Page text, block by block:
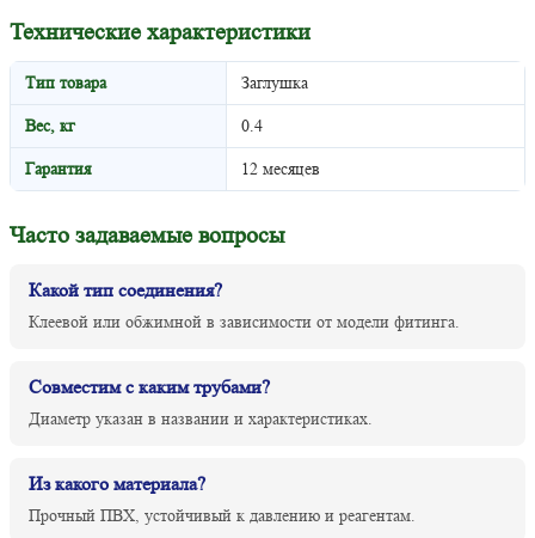
Технические характеристики
Тип товара Заглушка
Вес, кг 0.4
Гарантия 12 месяцев
Часто задаваемые вопросы
Какой тип соединения?
Клеевой или обжимной в зависимости от модели фитинга.
Совместим с каким трубами?
Диаметр указан в названии и характеристиках.
Из какого материала?
Прочный ПВХ, устойчивый к давлению и реагентам.